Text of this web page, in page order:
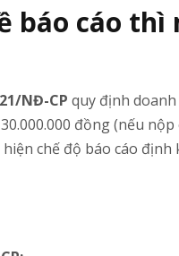
báo cáo
NĐ-CP quy định
đồng (nếu
chế độ báo cáo